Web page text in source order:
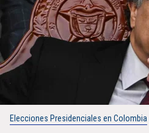
Elecciones Presidenciales en Colombia